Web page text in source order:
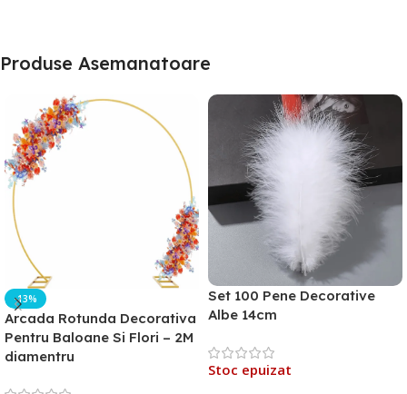
Produse Asemanatoare
-13%
Arcada Rotunda Decorativa
Pentru Baloane Si Flori – 2M
diamentru
Set 100 Pene Decorative
Albe 14cm
Stoc epuizat